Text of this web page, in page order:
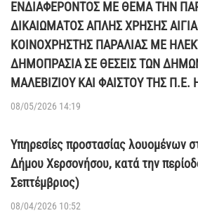
ΕΝΔΙΑΦΕΡΟΝΤΟΣ ΜΕ ΘΕΜΑ ΤΗΝ
ΔΙΚΑΙΩΜΑΤΟΣ ΑΠΛΗΣ ΧΡΗΣΗΣ
ΚΟΙΝΟΧΡΗΣΤΗΣ ΠΑΡΑΛΙΑΣ ΜΕ
ΔΗΜΟΠΡΑΣΙΑ ΣΕ ΘΕΣΕΙΣ ΤΩΝ
ΜΑΛΕΒΙΖΙΟΥ ΚΑΙ ΦΑΙΣΤΟΥ ΤΗΣ Π.Ε.
08/05/2026 14:19
Υπηρεσίες προστασίας λουομένων
Δήμου Χερσονήσου, κατά την
Σεπτέμβριος)
08/04/2026 10:52